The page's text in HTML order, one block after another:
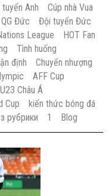
Anh
Cúp nhà Vua
Đức
Đội tuyển Đức
League
HOT Fan
Tình huống
định
Chuyển nhượng
AFF Cup
U23 Châu Á
Cup
kiến thức bóng đá
рубрики 1 Blog